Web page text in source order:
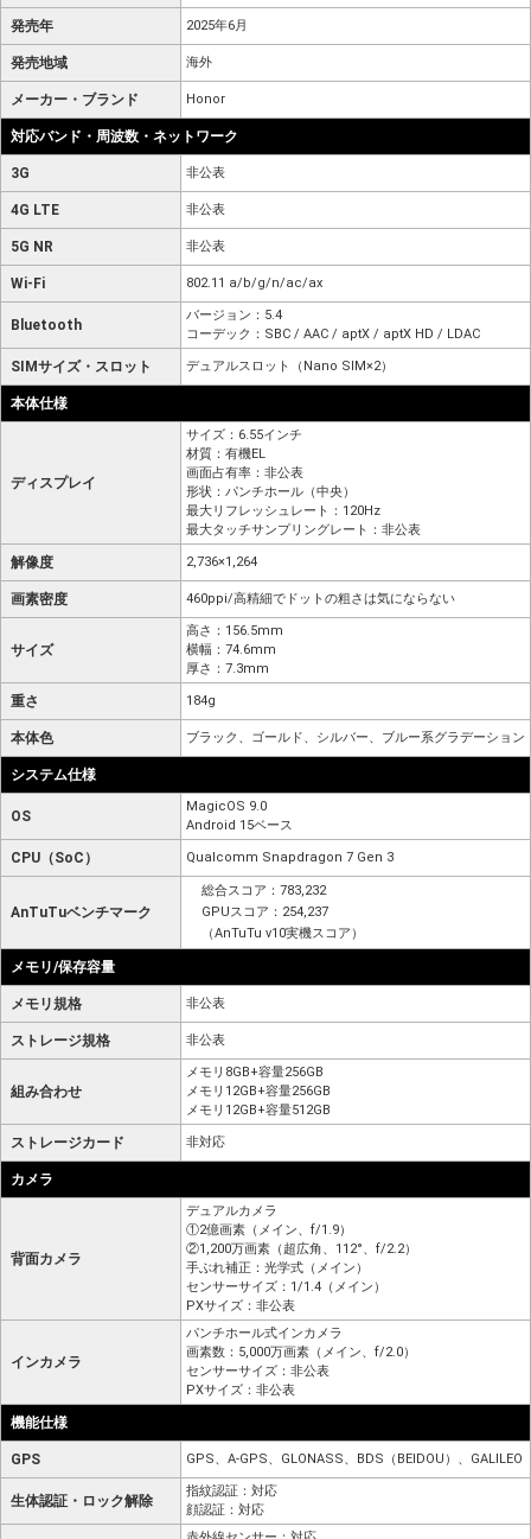
発売年 2025年6月
発売地域 海外
メーカー・ブランド Honor
対応バンド・周波数・ネットワーク
3G 非公表
4G LTE 非公表
5G NR 非公表
Wi-Fi 802.11 a/b/g/n/ac/ax
Bluetooth
バージョン：5.4
コーデック：SBC / AAC / aptX / aptX HD / LDAC
SIMサイズ・スロット デュアルスロット（Nano SIM×2）
本体仕様
ディスプレイ
サイズ：6.55インチ
材質：有機EL
画面占有率：非公表
形状：パンチホール（中央）
最大リフレッシュレート：120Hz
最大タッチサンプリングレート：非公表
解像度 2,736×1,264
画素密度 460ppi/高精細でドットの粗さは気にならない
サイズ
高さ：156.5mm
横幅：74.6mm
厚さ：7.3mm
重さ 184g
本体色 ブラック、ゴールド、シルバー、ブルー系グラデーション
システム仕様
OS
MagicOS 9.0
Android 15ベース
CPU（SoC） Qualcomm Snapdragon 7 Gen 3
AnTuTuベンチマーク
総合スコア：783,232
GPUスコア：254,237
（AnTuTu v10実機スコア）
メモリ/保存容量
メモリ規格 非公表
ストレージ規格 非公表
組み合わせ
メモリ8GB+容量256GB
メモリ12GB+容量256GB
メモリ12GB+容量512GB
ストレージカード 非対応
カメラ
背面カメラ
デュアルカメラ
①2億画素（メイン、f/1.9）
②1,200万画素（超広角、112°、f/2.2）
手ぶれ補正：光学式（メイン）
センサーサイズ：1/1.4（メイン）
PXサイズ：非公表
インカメラ
パンチホール式インカメラ
画素数：5,000万画素（メイン、f/2.0）
センサーサイズ：非公表
PXサイズ：非公表
機能仕様
GPS GPS、A-GPS、GLONASS、BDS（BEIDOU）、GALILEO
生体認証・ロック解除
指紋認証：対応
顔認証：対応